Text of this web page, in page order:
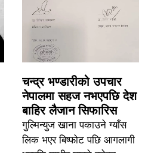
चन्द्र भण्डारीको उपचार
नेपालमा सहज नभएपछि देश
बाहिर लैजान सिफारिस
गुल्मिन्युज खाना पकाउने ग्याँस
लिक भएर बिष्फोट पछि आगलागी